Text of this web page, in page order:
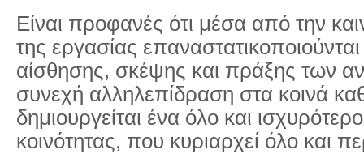
Είναι προφανές ότι μέσα από την
της εργασίας
αίσθησης, σκέψης και πράξης των
συνεχή αλληλεπίδραση στα κοινά
δημιουργείται ένα όλο και
κοινότητας, που κυριαρχεί όλο και